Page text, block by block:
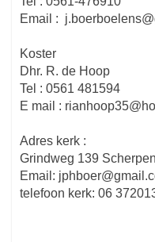
Email :
Koster
Dhr. R. de Hoop
Tel : 0561 481594
E mail :
Adres kerk :
Grindweg 139
Email:
telefoon kerk: 06